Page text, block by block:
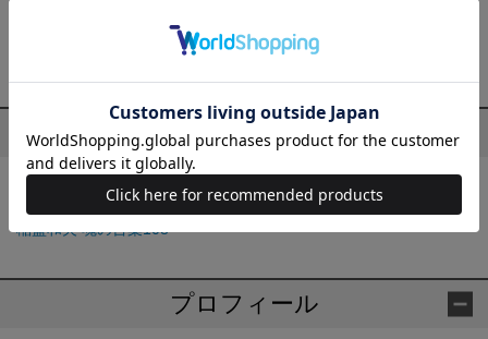
稲盛和夫 OFFICIAL SITE
https://www.kyocera.co.jp/inamori/
稲盛 和夫の他の作品
稲盛和夫 魂の言葉108
稲盛和夫 魂の言葉108
プロフィール